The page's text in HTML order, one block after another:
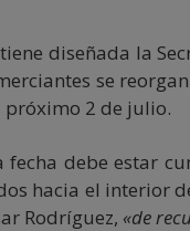
diseñada la
se
próximo 2 de julio.
debe estar
hacia el interior
Rodríguez, «de